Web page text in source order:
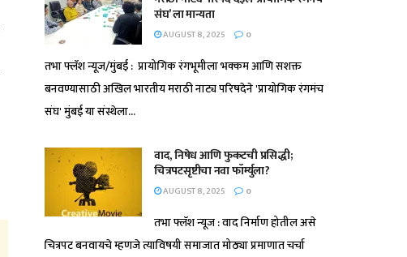
संघ’ ला मान्यता
AUGUST 8, 2025 0
तभा फ्लॅश न्यूज/मुंबई : प्रायोगिक रंगभूमीला भक्कम आणि सशक्त
बनवण्यासाठी अखिल भारतीय मराठी नाट्य परिषदेने 'प्रायोगिक रंगमंच
संघ' मुंबई या संस्थेला...
वाद, निषेध आणि फुकटची प्रसिद्धी;
चित्रपटसृष्टीचा नवा फॉर्म्युला?
AUGUST 8, 2025 0
तभा फ्लॅश न्यूज : वाद निर्माण होतील असे
चित्रपट बनवायचे म्हणजे त्याविषयी समाजात मोठ्या प्रमाणात चर्चा